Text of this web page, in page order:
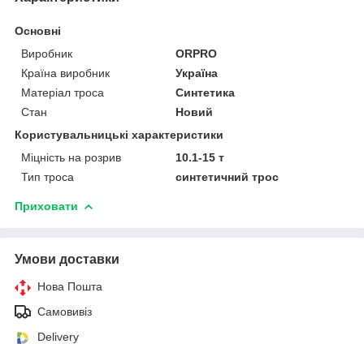
Основні
Виробник
ORPRO
Країна виробник
Україна
Матеріал троса
Синтетика
Стан
Новий
Користувальницькі характеристики
Міцність на розрив
10.1-15 т
Тип троса
синтетичний трос
Приховати
Умови доставки
Нова Пошта
Самовивіз
Delivery